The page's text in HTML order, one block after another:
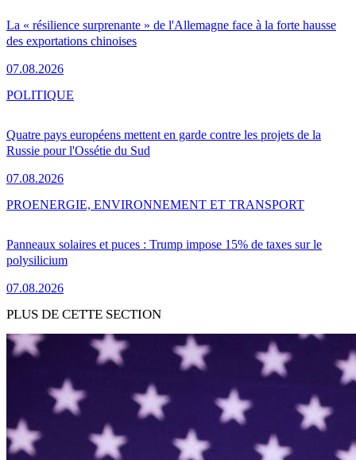
La « résilience surprenante » de l'Allemagne face à la forte hausse
des exportations chinoises
07.08.2026
Quatre pays européens mettent en garde contre les projets de la
Russie pour l'Ossétie du Sud
07.08.2026
POLITIQUE
Panneaux solaires et puces : Trump impose 15% de taxes sur le
polysilicium
07.08.2026
PROENERGIE, ENVIRONNEMENT ET TRANSPORT
PLUS DE CETTE SECTION